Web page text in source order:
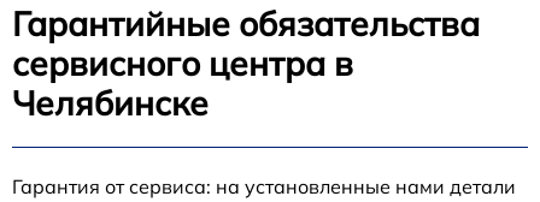
Гарантийные обязательства
сервисного центра в
Челябинске
Гарантия от сервиса: на установленные нами детали